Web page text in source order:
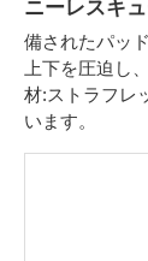
ニーレスキ
備されたパッ
上下を圧迫し
材:ストラフレ
います。